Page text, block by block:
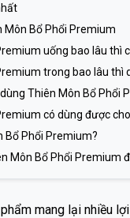
Môn Bổ Phổi Premium
uống bao lâu thì
trong bao lâu thì
Thiên Môn Bổ Phổi
có dùng được
Bổ Phổi Premium?
Môn Bổ Phổi Premium
mang lại nhiều